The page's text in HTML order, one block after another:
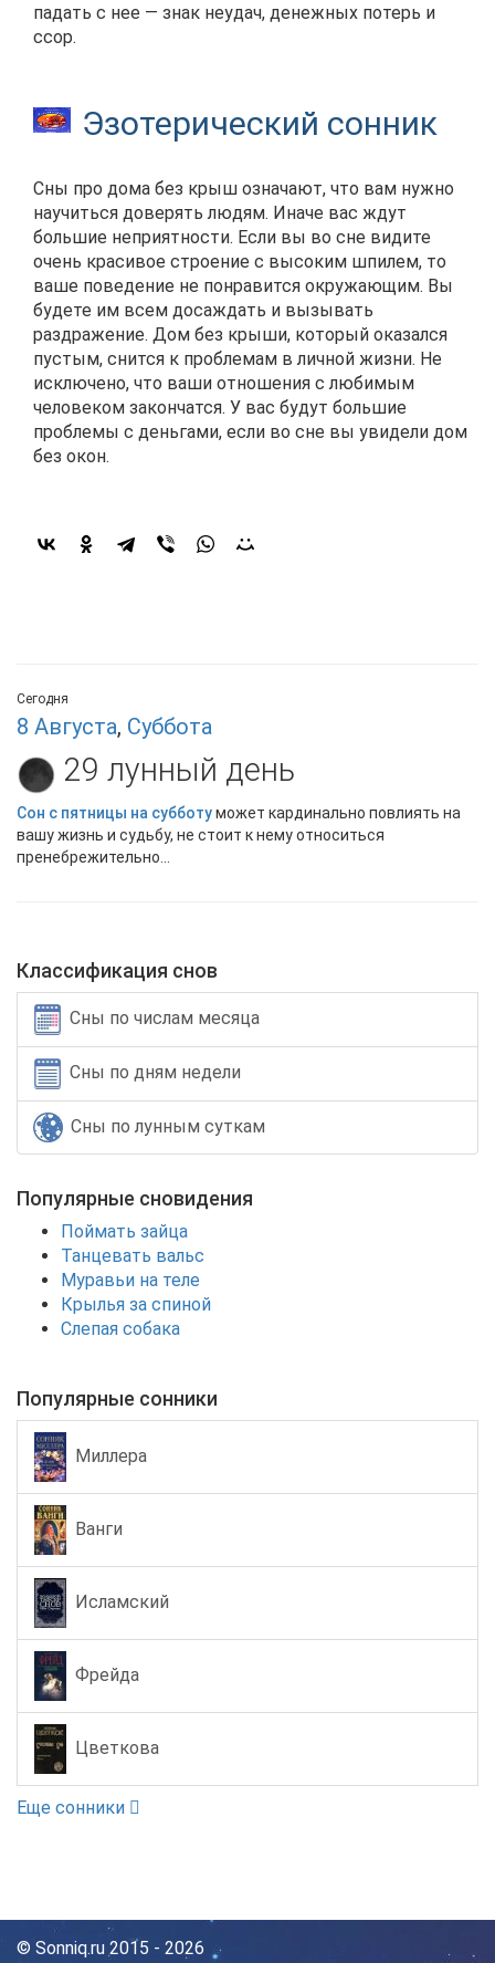
падать с нее — знак неудач, денежных потерь и
ссор.
Эзотерический сонник
Сны про дома без крыш означают, что вам нужно
научиться доверять людям. Иначе вас ждут
большие неприятности. Если вы во сне видите
очень красивое строение с высоким шпилем, то
ваше поведение не понравится окружающим. Вы
будете им всем досаждать и вызывать
раздражение. Дом без крыши, который оказался
пустым, снится к проблемам в личной жизни. Не
исключено, что ваши отношения с любимым
человеком закончатся. У вас будут большие
проблемы с деньгами, если во сне вы увидели дом
без окон.
Сегодня
8 Августа, Суббота
29 лунный день
Сон с пятницы на субботуможет кардинально повлиять на
вашу жизнь и судьбу, не стоит к нему относиться
пренебрежительно...
Классификация снов
Сны по числам месяца
Сны по дням недели
Сны по лунным суткам
Популярные сновидения
Поймать зайца
Танцевать вальс
Муравьи на теле
Крылья за спиной
Слепая собака
Популярные сонники
Миллера
Ванги
Исламский
Фрейда
Цветкова
Еще сонники
© Sonniq.ru 2015 - 2026